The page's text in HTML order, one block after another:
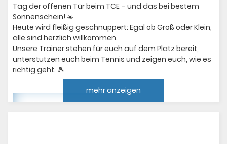
Tag der offenen Tür beim TCE – und das bei bestem
Sonnenschein! ☀️
Heute wird fleißig geschnuppert: Egal ob Groß oder Klein,
alle sind herzlich willkommen.
Unsere Trainer stehen für euch auf dem Platz bereit,
unterstützen euch beim Tennis und zeigen euch, wie es
richtig geht. 🎾
Video anzeigen
mehr anzeigen